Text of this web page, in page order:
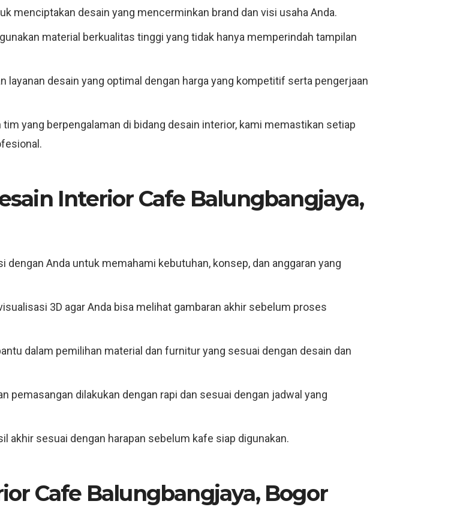
menciptakan desain yang mencerminkan brand dan visi usaha Anda.
material berkualitas tinggi yang tidak hanya memperindah tampilan
layanan desain yang optimal dengan harga yang kompetitif serta pengerjaan
tim yang berpengalaman di bidang desain interior, kami memastikan setiap
Interior Cafe Balungbangjaya,
dengan Anda untuk memahami kebutuhan, konsep, dan anggaran yang
3D agar Anda bisa melihat gambaran akhir sebelum proses
dalam pemilihan material dan furnitur yang sesuai dengan desain dan
pemasangan dilakukan dengan rapi dan sesuai dengan jadwal yang
akhir sesuai dengan harapan sebelum kafe siap digunakan.
Cafe Balungbangjaya, Bogor